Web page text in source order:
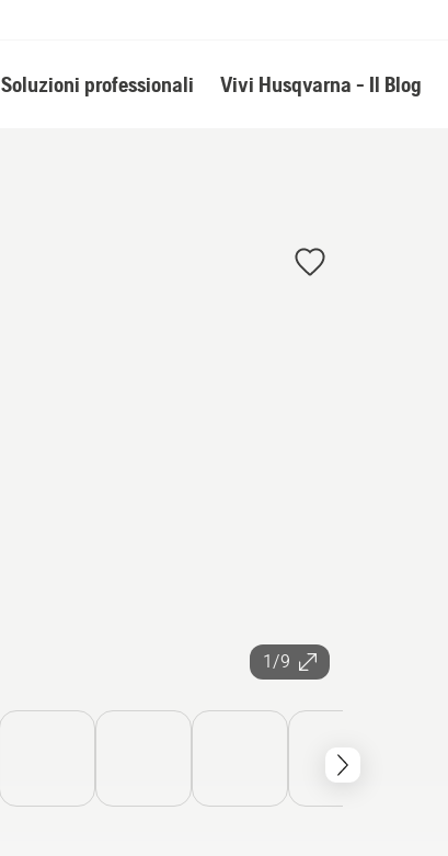
Soluzioni professionali Vivi Husqvarna - Il Blog
1/9